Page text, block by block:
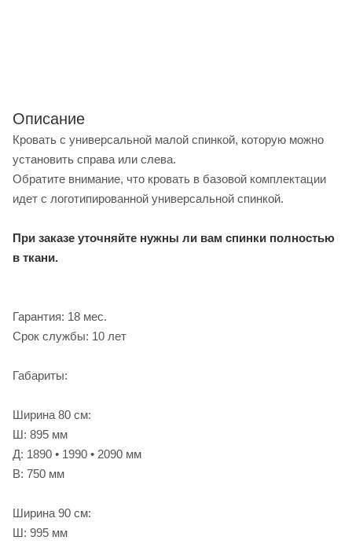
Описание
Кровать с универсальной малой спинкой, которую можно
установить справа или слева.
Обратите внимание, что кровать в базовой комплектации
идет с логотипированной универсальной спинкой.
При заказе уточняйте нужны ли вам спинки полностью
в ткани.
Гарантия: 18 мес.
Срок службы: 10 лет
Габариты:
Ширина 80 см:
Ш: 895 мм
Д: 1890 • 1990 • 2090 мм
В: 750 мм
Ширина 90 см:
Ш: 995 мм